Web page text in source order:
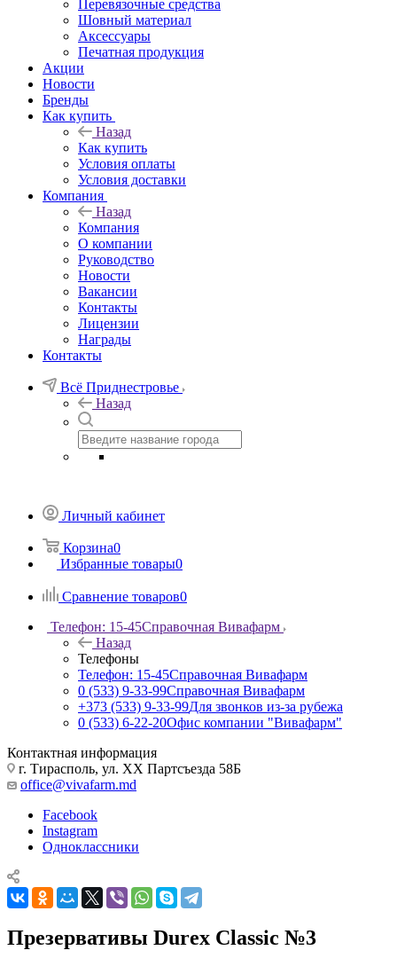
Перевязочные средства
Шовный материал
Аксессуары
Печатная продукция
Акции
Новости
Бренды
Как купить
Назад
Как купить
Условия оплаты
Условия доставки
Компания
Назад
Компания
О компании
Руководство
Новости
Вакансии
Контакты
Лицензии
Награды
Контакты
Всё Приднестровье
Назад
Личный кабинет
Корзина0
Избранные товары0
Сравнение товаров0
Телефон: 15-45Справочная Вивафарм
Назад
Телефоны
Телефон: 15-45Справочная Вивафарм
0 (533) 9-33-99Справочная Вивафарм
+373 (533) 9-33-99Для звонков из-за рубежа
0 (533) 6-22-20Офис компании "Вивафарм"
Контактная информация
г. Тирасполь, ул. ХХ Партсъезда 58Б
office@vivafarm.md
Facebook
Instagram
Одноклассники
Презервативы Durex Classic №3